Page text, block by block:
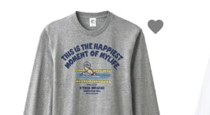
favorite